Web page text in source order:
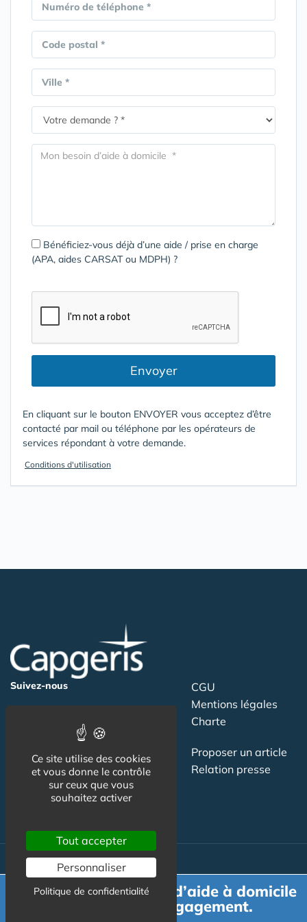
Numéro de téléphone *
Code postal *
Ville *
Bénéficiez-vous déjà d’une aide / prise en charge
(APA, aides CARSAT ou MDPH) ?
Envoyer
En cliquant sur le bouton ENVOYER vous acceptez d’être
contacté par mail ou téléphone par les opérateurs de
services répondant à votre demande.
Conditions d'utilisation
Suivez-nous
CGU
Mentions légales
Charte
Contact
Newsletter
Publicité
Proposer un article
Relation presse
Actualité
Demande de devis d’aide à domicile
gratuit et sans engagement.
Ce site utilise des cookies
et vous donne le contrôle
sur ceux que vous
souhaitez activer
Tout accepter
Personnaliser
Politique de confidentialité